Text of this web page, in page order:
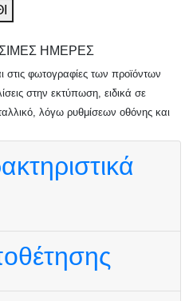
ΗΜΕΡΕΣ
στις φωτογραφίες των προϊόντων
στην εκτύπωση, ειδικά σε
λόγω ρυθμίσεων οθόνης και